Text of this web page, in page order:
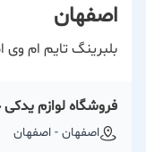
اصفهان
بلبرینگ تایم ام وی ام 530 ساعتی در
فروشگاه لوازم
اصفهان - اصفهان